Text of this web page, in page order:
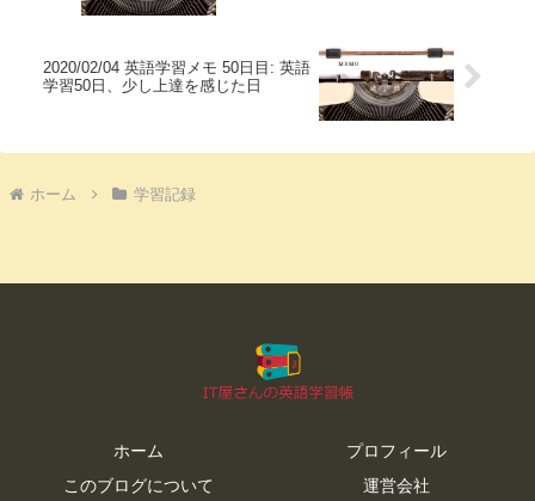
2020/02/04 英語学習メモ 50日目: 英語
学習50日、少し上達を感じた日
ホーム 学習記録
ホーム
プロフィール
このブログについて
運営会社